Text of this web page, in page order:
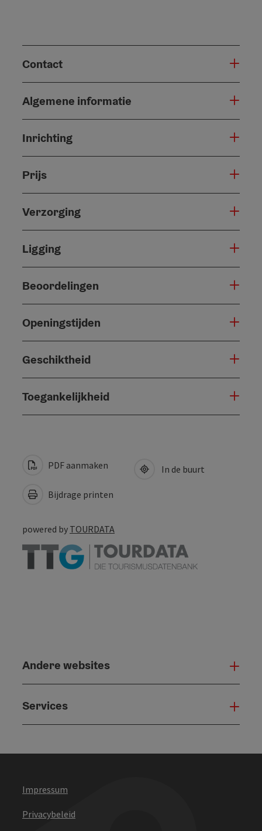
Contact
Algemene informatie
Inrichting
Prijs
Verzorging
Ligging
Beoordelingen
Openingstijden
Geschiktheid
Toegankelijkheid
PDF aanmaken
Bijdrage printen
In de buurt
powered by TOURDATA
Andere websites
Services
Impressum
Privacybeleid